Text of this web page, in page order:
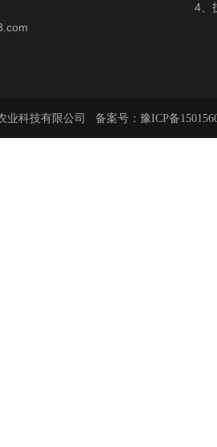
4、
业科技有限公司 备案号： 豫ICP备